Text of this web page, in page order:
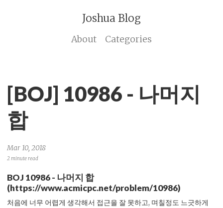
Joshua Blog
About Categories
[BOJ] 10986 - 나머지
합
Mar 10, 2018
2 minute read
BOJ 10986 - 나머지 합
(https://www.acmicpc.net/problem/10986)
처음에 너무 어렵게 생각해서 접근을 잘 못하고, 며칠정도 느긋하게